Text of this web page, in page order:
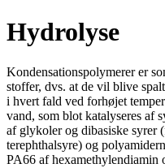
Hydrolyse
Kondensationspolymerer er
stoffer, dvs. at de vil blive
i hvert fald ved forhøjet
vand, som blot katalyseres af
af glykoler og dibasiske
terephthalsyre) og
PA66 af